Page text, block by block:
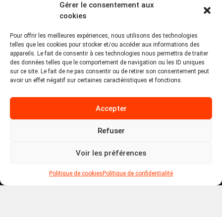
Gérer le consentement aux
cookies
Pour offrir les meilleures expériences, nous utilisons des technologies
telles que les cookies pour stocker et/ou accéder aux informations des
appareils. Le fait de consentir à ces technologies nous permettra de traiter
des données telles que le comportement de navigation ou les ID uniques
sur ce site. Le fait de ne pas consentir ou de retirer son consentement peut
avoir un effet négatif sur certaines caractéristiques et fonctions.
Accepter
Refuser
Voir les préférences
Politique de cookies Politique de confidentialité
PA Keneach Ouest - 5 rue de Belle-Île - 56400
contact@logiciels-etiquettes.com
09 71 37 25 93
Politique de cookies